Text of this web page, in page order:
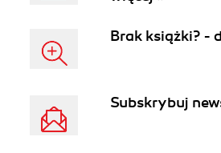
Brak książki? -
Subskrybuj